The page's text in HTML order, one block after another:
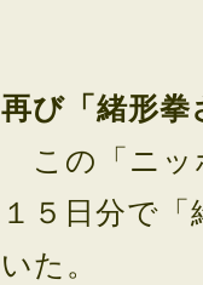
再び「緒形
この「ニッ
１５日分で
いた。